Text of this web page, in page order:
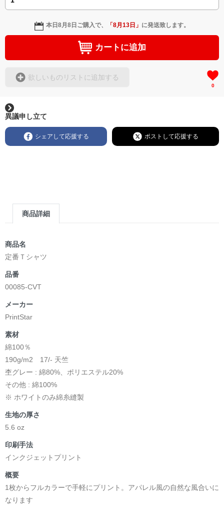
本日8月8日 ご購入で、 「8月13日 」 に発送致します。
カートに追加
欲しいものリストに追加する
0
異議申し立て
シェアして応援する ポストして応援する
商品詳細
商品名
定番Ｔシャツ
品番
00085-CVT
メーカー
PrintStar
素材
綿100％
190g/m2 17/- 天竺
杢グレー : 綿80%、ポリエステル20%
その他 : 綿100%
※ ホワイトのみ綿糸縫製
生地の厚さ
5.6 oz
印刷手法
インクジェットプリント
概要
1枚からフルカラーで手軽にプリント。アパレル風の自然な風合いに
なります